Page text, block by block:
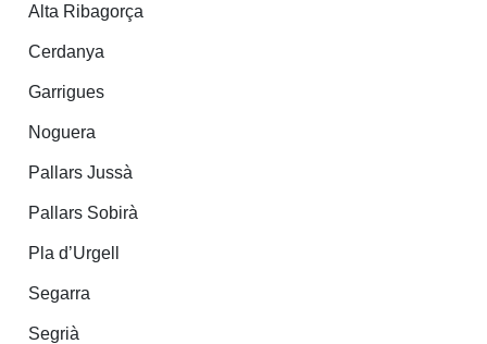
Alta Ribagorça
Cerdanya
Garrigues
Noguera
Pallars Jussà
Pallars Sobirà
Pla d’Urgell
Segarra
Segrià